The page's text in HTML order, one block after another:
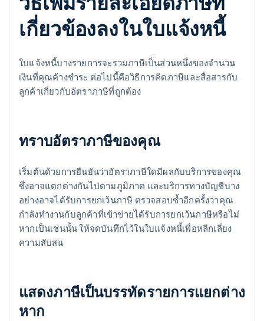
เกี่ยวข้องลงในใบแจ้งหนี้
ใบแจ้งหนี้บางรายการจะรวมภาษีเป็นส่วนหนึ่งของจํานวน
เงินที่คุณค้างชําระ ต่อไปนี้คือวิธีการคิดภาษีและสื่อสารกับ
ลูกค้าเกี่ยวกับอัตราภาษีที่ถูกต้อง
ทราบอัตราภาษีของคุณ
เริ่มต้นด้วยการยืนยันว่าอัตราภาษีใดมีผลกับบริการของคุณ
ซึ่งอาจแตกต่างกันไปตามภูมิภาค และบริการทางบัญชีบาง
อย่างอาจได้รับการยกเว้นภาษี ตรวจสอบซ้ำอีกครั้งว่าคุณ
กำลังทำงานกับลูกค้าที่เข้าข่ายได้รับการยกเว้นภาษีหรือไม่
หากเป็นเช่นนั้น ให้จดบันทึกไว้ในใบแจ้งหนี้เพื่อหลีกเลี่ยง
ความสับสน
แสดงภาษีเป็นบรรทัดรายการแยกต่าง
หาก